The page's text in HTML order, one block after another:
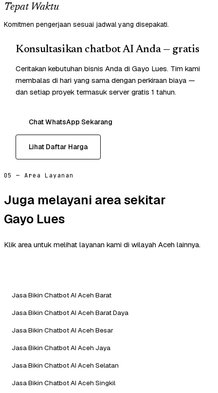
Tepat Waktu
Komitmen pengerjaan sesuai jadwal yang disepakati.
Konsultasikan chatbot AI Anda — gratis
Ceritakan kebutuhan bisnis Anda di Gayo Lues. Tim kami
membalas di hari yang sama dengan perkiraan biaya —
dan setiap proyek termasuk server gratis 1 tahun.
Chat WhatsApp Sekarang
Lihat Daftar Harga
05 — Area Layanan
Juga melayani area sekitar
Gayo Lues
Klik area untuk melihat layanan kami di wilayah Aceh lainnya.
Jasa Bikin Chatbot AI Aceh Barat
Jasa Bikin Chatbot AI Aceh Barat Daya
Jasa Bikin Chatbot AI Aceh Besar
Jasa Bikin Chatbot AI Aceh Jaya
Jasa Bikin Chatbot AI Aceh Selatan
Jasa Bikin Chatbot AI Aceh Singkil